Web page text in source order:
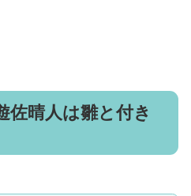
佐晴人は雛と付き